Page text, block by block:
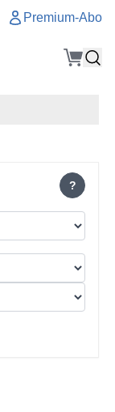
Premium-Abo
?